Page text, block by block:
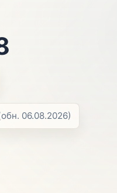
06.08.2026)